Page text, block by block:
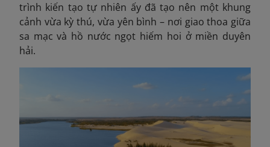
trình kiến tạo tự nhiên ấy đã tạo nên một khung
cảnh vừa kỳ thú, vừa yên bình – nơi giao thoa giữa
sa mạc và hồ nước ngọt hiếm hoi ở miền duyên
hải.